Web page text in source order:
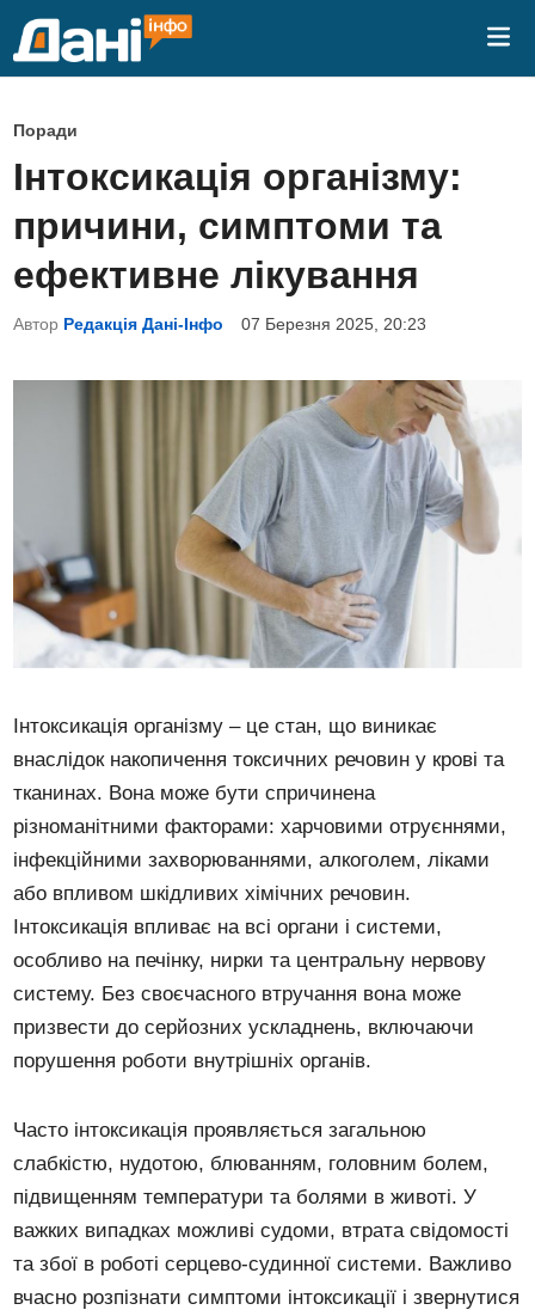
P
o
s
e
d
i
Поради
Інтоксикація організму:
причини, симптоми та
ефективне лікування
Автор Редакція Дані-Інфо 07 Березня 2025, 20:23
Інтоксикація організму – це стан, що виникає
внаслідок накопичення токсичних речовин у крові та
тканинах. Вона може бути спричинена
різноманітними факторами: харчовими отруєннями,
інфекційними захворюваннями, алкоголем, ліками
або впливом шкідливих хімічних речовин.
Інтоксикація впливає на всі органи і системи,
особливо на печінку, нирки та центральну нервову
систему. Без своєчасного втручання вона може
призвести до серйозних ускладнень, включаючи
порушення роботи внутрішніх органів.
Часто інтоксикація проявляється загальною
слабкістю, нудотою, блюванням, головним болем,
підвищенням температури та болями в животі. У
важких випадках можливі судоми, втрата свідомості
та збої в роботі серцево-судинної системи. Важливо
вчасно розпізнати симптоми інтоксикації і звернутися